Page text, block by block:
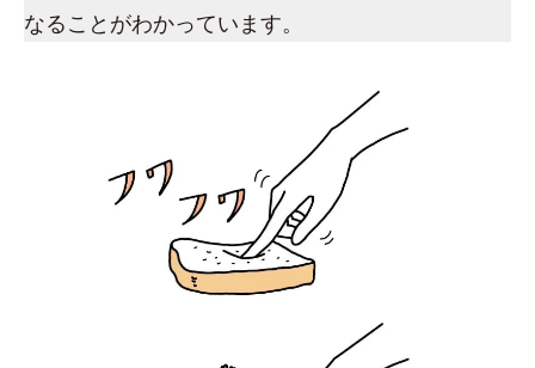
なることがわかっています。